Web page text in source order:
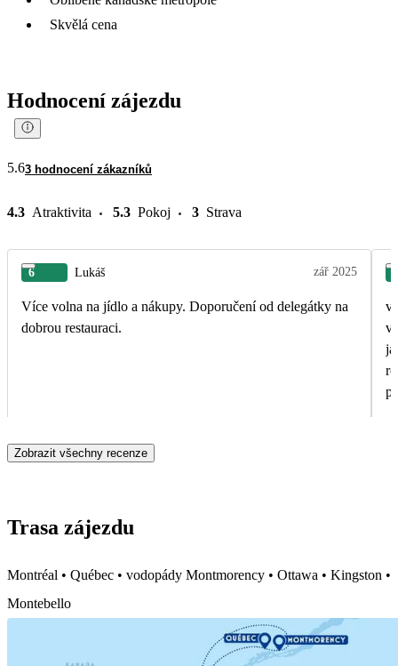
Skvělá cena
Hodnocení zájezdu
5.63 hodnocení zákazníků
4.3 Atraktivita 5.3 Pokoj 3 Strava
6 Lukáš zář 2025
Více volna na jídlo a nákupy. Doporučení od delegátky na
dobrou restauraci.
Zobrazit všechny recenze
Trasa zájezdu
Montréal • Québec • vodopády Montmorency • Ottawa • Kingston •
Montebello